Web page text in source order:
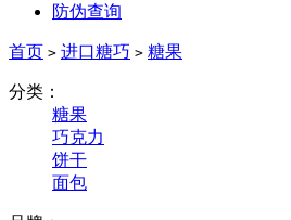
防伪查询
首页 > 进口糖巧 > 糖果
分类：
糖果
巧克力
饼干
面包